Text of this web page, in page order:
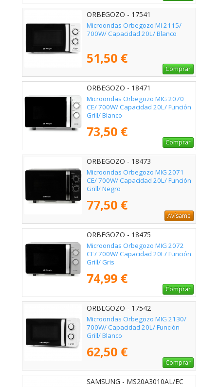
ORBEGOZO - 17541
Microondas Orbegozo MI 2115/
700W/ Capacidad 20L/ Blanco
51,50 €
Comprar
ORBEGOZO - 18471
Microondas Orbegozo MIG 2070
CE/ 700W/ Capacidad 20L/ Función
Grill/ Blanco
73,50 €
Comprar
ORBEGOZO - 18473
Microondas Orbegozo MIG 2071
CE/ 700W/ Capacidad 20L/ Función
Grill/ Negro
77,50 €
Avísame
ORBEGOZO - 18475
Microondas Orbegozo MIG 2072
CE/ 700W/ Capacidad 20L/ Función
Grill/ Gris
74,99 €
Comprar
ORBEGOZO - 17542
Microondas Orbegozo MIG 2130/
700W/ Capacidad 20L/ Función
Grill/ Blanco
62,50 €
Comprar
SAMSUNG - MS20A3010AL/EC